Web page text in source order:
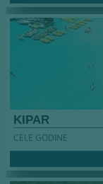
KIPAR
CELE GODINE